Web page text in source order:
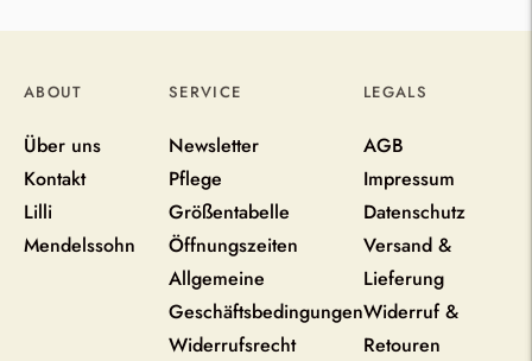
ABOUT
Über uns
Kontakt
Lilli
Mendelssohn
SERVICE
Newsletter
Pflege
Größentabelle
Öffnungszeiten
Allgemeine
Geschäftsbedingungen
Widerrufsrecht
LEGALS
AGB
Impressum
Datenschutz
Versand &
Lieferung
Widerruf &
Retouren